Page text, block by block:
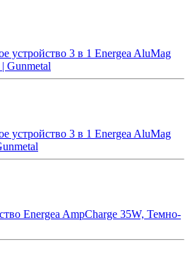
устройство 3 в 1 Energea AluMag
Gunmetal
устройство 3 в 1 Energea AluMag
Energea AmpCharge 35W, Темно-